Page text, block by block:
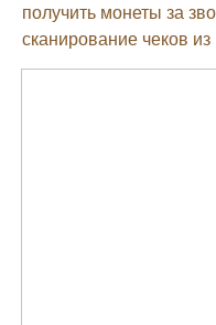
получить монеты за
сканирование чеков